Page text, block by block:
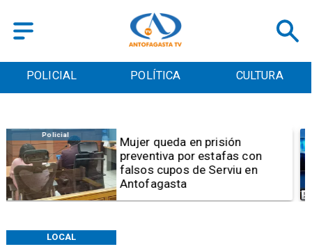
POLICIAL POLÍTICA CULTURA
LOCAL
Videos
Video | Choferes del
TransAntofagasta piden
sistema mixto de pago